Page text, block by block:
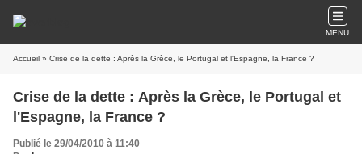
MENU
Accueil » Crise de la dette : Après la Grèce, le Portugal et l'Espagne, la France ?
Crise de la dette : Après la Grèce, le Portugal et
l'Espagne, la France ?
Publié le 29/04/2010 à 11:40